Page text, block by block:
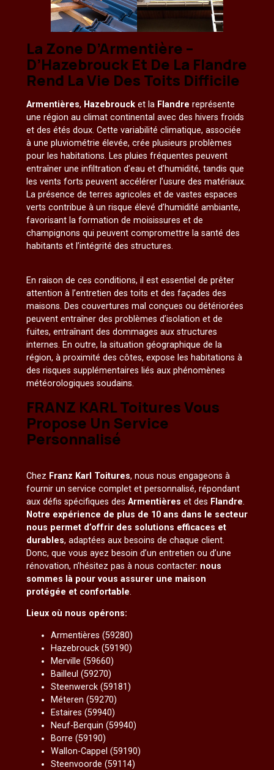
La Zone D’Armentière –
D’Hazebrouck Et De La Flandre
Rend La Vie Des Toits Difficile
Armentières, Hazebroucket la Flandre représente
une région au climat continental avec des hivers froids
et des étés doux. Cette variabilité climatique, associée
à une pluviométrie élevée, crée plusieurs problèmes
pour les habitations. Les pluies fréquentes peuvent
entraîner une infiltration d’eau et d’humidité, tandis que
les vents forts peuvent accélérer l’usure des matériaux.
La présence de terres agricoles et de vastes espaces
verts contribue à un risque élevé d’humidité ambiante,
favorisant la formation de moisissures et de
champignons qui peuvent compromettre la santé des
habitants et l’intégrité des structures.
En raison de ces conditions, il est essentiel de prêter
attention à l’entretien des toits et des façades des
maisons. Des couvertures mal conçues ou détériorées
peuvent entraîner des problèmes d’isolation et de
fuites, entraînant des dommages aux structures
internes. En outre, la situation géographique de la
région, à proximité des côtes, expose les habitations à
des risques supplémentaires liés aux phénomènes
météorologiques soudains.
FRANZ KARL Toitures Vous
Propose Un Service
Personnalisé
Chez Franz Karl Toitures, nous nous engageons à
fournir un service complet et personnalisé, répondant
aux défis spécifiques des Armentières et des Flandre.
Notre expérience de plus de 10 ans dans le secteur
nous permet d’offrir des solutions efficaces et
durables, adaptées aux besoins de chaque client.
Donc, que vous ayez besoin d’un entretien ou d’une
rénovation, n’hésitez pas à nous contacter: nous
sommes là pour vous assurer une maison
protégée et confortable.
Lieux où nous opérons:
Armentières (59280)
Hazebrouck (59190)
Merville (59660)
Bailleul (59270)
Steenwerck (59181)
Méteren (59270)
Estaires (59940)
Neuf-Berquin (59940)
Borre (59190)
Wallon-Cappel (59190)
Steenvoorde (59114)